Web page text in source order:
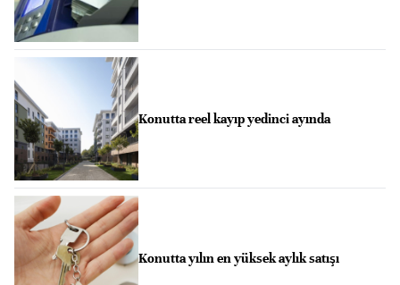
Konutta reel kayıp yedinci ayında
Konutta yılın en yüksek aylık satışı